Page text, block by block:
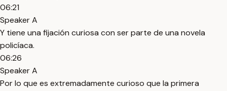
06:21
Speaker A
Y tiene una fijación curiosa con ser parte de una novela
policíaca.
06:26
Speaker A
Por lo que es extremadamente curioso que la primera